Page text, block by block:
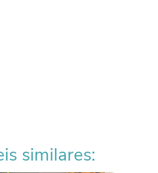
similares: